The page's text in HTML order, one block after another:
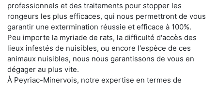
professionnels et des traitements pour stopper les
rongeurs les plus efficaces, qui nous permettront de vous
garantir une extermination réussie et efficace à 100%.
Peu importe la myriade de rats, la difficulté d'accès des
lieux infestés de nuisibles, ou encore l'espèce de ces
animaux nuisibles, nous nous garantissons de vous en
dégager au plus vite.
À Peyriac-Minervois, notre expertise en termes de